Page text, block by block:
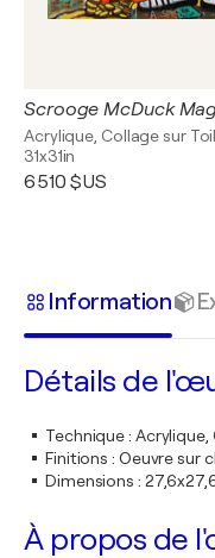
Acrylique, Collage sur
31x31in
6 510 $US
Information
Détails de
Technique: Acrylique,
Finitions : Oeuvre sur
Dimensions :
À propos de